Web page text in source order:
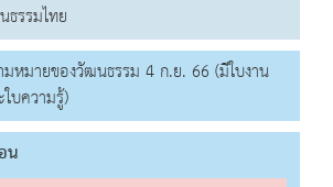
รรมไทย
หมายของวัฒนธรรม 4 ก.ย. 66 (มีใบงาน
บความรู้)
น